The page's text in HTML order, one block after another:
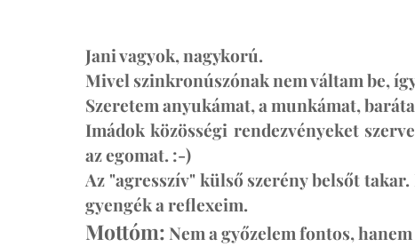
Janivagyok, nagykorú.
Mivel szinkronúszónak nem váltam be,
Szeretem anyukámat, a munkámat,
Imádok közösségi rendezvényeket
az egomat. :-)
Az "agresszív" külső szerény belsőt
gyengék a reflexeim.
Mottóm: Nem a győzelem fontos,